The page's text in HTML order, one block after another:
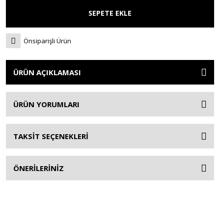
SEPETE EKLE
Önsiparişli Ürün
ÜRÜN AÇIKLAMASI
ÜRÜN YORUMLARI
TAKSİT SEÇENEKLERİ
ÖNERİLERİNİZ